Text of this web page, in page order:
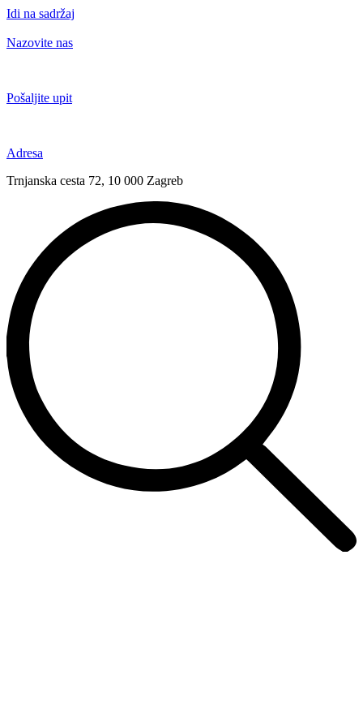
Idi na sadržaj
Nazovite nas
Pošaljite upit
Adresa
Trnjanska cesta 72, 10 000 Zagreb